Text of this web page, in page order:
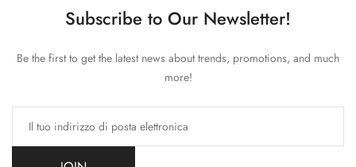
Subscribe to Our Newsletter!
Be the first to get the latest news about trends, promotions, and much
more!